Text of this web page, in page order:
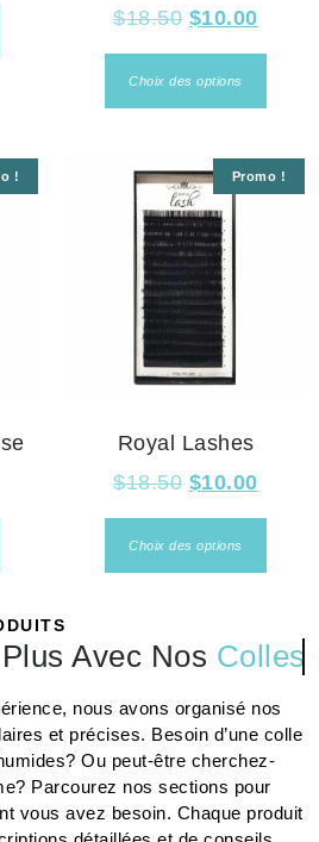
$18.50 $10.00
Choix des options
! Promo !
Royal Lashes
$18.50 $10.00
Choix des options
Avec Nos Colles
...
nous avons organisé nos
et précises. Besoin d’une colle
Ou peut-être cherchez-
Parcourez nos sections pour
vous avez besoin. Chaque produit
détaillées et de conseils
à chaque étape.